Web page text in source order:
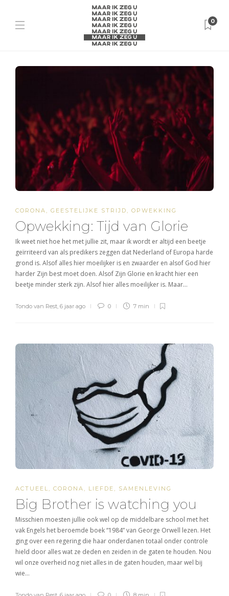
0
CORONA, GEESTELIJKE STRIJD, OPWEKKING
Opwekking: Tijd van Glorie
Ik weet niet hoe het met jullie zit, maar ik wordt er altijd een beetje
geïrriteerd van als predikers zeggen dat Nederland of Europa harde
grond is. Alsof alles hier moeilijker is en zwaarder en alsof God hier
harder Zijn best moet doen. Alsof Zijn Glorie en kracht hier een
beetje minder sterk zijn. Alsof hier alles moeilijker is. Maar…
Tondo van Rest, 6 jaar ago 0 7 min
ACTUEEL, CORONA, LIEFDE, SAMENLEVING
Big Brother is watching you
Misschien moesten jullie ook wel op de middelbare school met het
vak Engels het beroemde boek “1984” van George Orwell lezen. Het
ging over een regering die haar onderdanen totaal onder controle
hield door alles wat ze deden en zeiden in de gaten te houden. Nou
wil onze overheid nog niet alles in de gaten houden, maar wel bij
wie…